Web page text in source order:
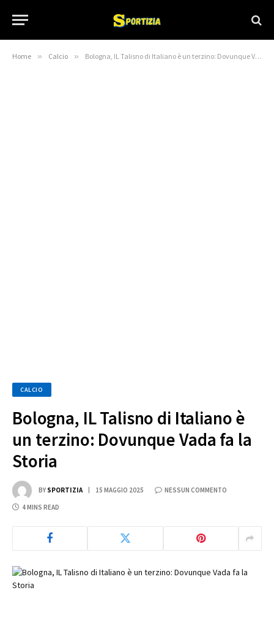
Home » Calcio » Bologna, IL Talisno di Italiano è un terzino: Dovunque Vada fa la Storia
CALCIO
Bologna, IL Talisno di Italiano è
un terzino: Dovunque Vada fa la
Storia
BY SPORTIZIA 15 MAGGIO 2025 NESSUN COMMENTO
4 MINS READ